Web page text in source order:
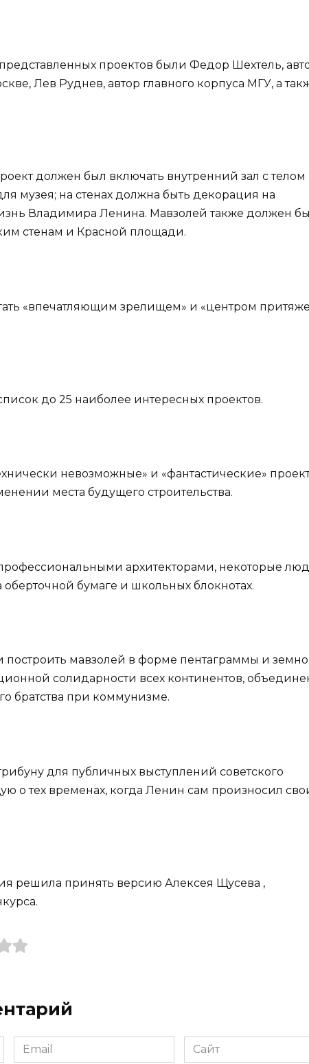
проектов были Федор Шехтель,
Лев Руднев, автор главного корпуса МГУ, а
должен был включать внутренний зал с телом
музея; на стенах должна быть декорация на
Владимира Ленина. Мавзолей также должен
стенам и Красной площади.
«впечатляющим зрелищем» и «центром
до 25 наиболее интересных проектов.
невозможные» и «фантастические»
места будущего строительства.
архитекторами, некоторые
бумаге и школьных блокнотах.
построить мавзолей в форме пентаграммы и
солидарности всех континентов,
братства при коммунизме.
для публичных выступлений советского
о тех временах, когда Ленин сам произносил
решила принять версию Алексея Щусева ,
Email
*
Сайт